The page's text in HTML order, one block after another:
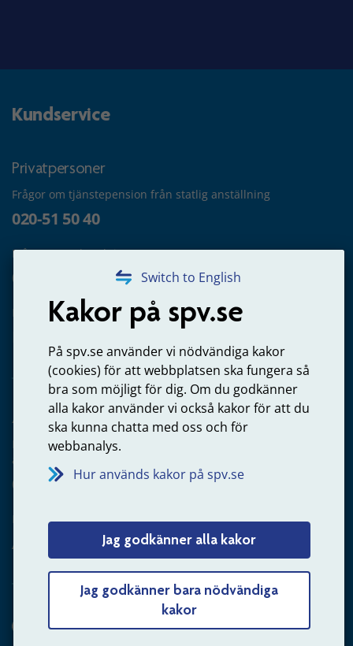
Switch to English
Kakor på spv.se
På spv.se använder vi nödvändiga kakor
(cookies) för att webbplatsen ska fungera så
bra som möjligt för dig. Om du godkänner
alla kakor använder vi också kakor för att du
ska kunna chatta med oss och för
webbanalys.
Hur används kakor på spv.se
Jag godkänner alla kakor
Jag godkänner bara nödvändiga
kakor
Kundservice
Privatpersoner
Frågor om tjänstepension från statlig anställning
020-51 50 40
Frågor om utbetalning
020-65 00 65
Kontakta oss
Arbetsgivare
Frågor om administration av tjänstepension från statlig
anställning
060-18 75 03
Kontakta oss
Arbetsgivare – skicka mejl till oss
Hitta svaret på din fråga